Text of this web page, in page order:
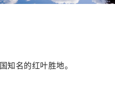
知名的红叶胜地。